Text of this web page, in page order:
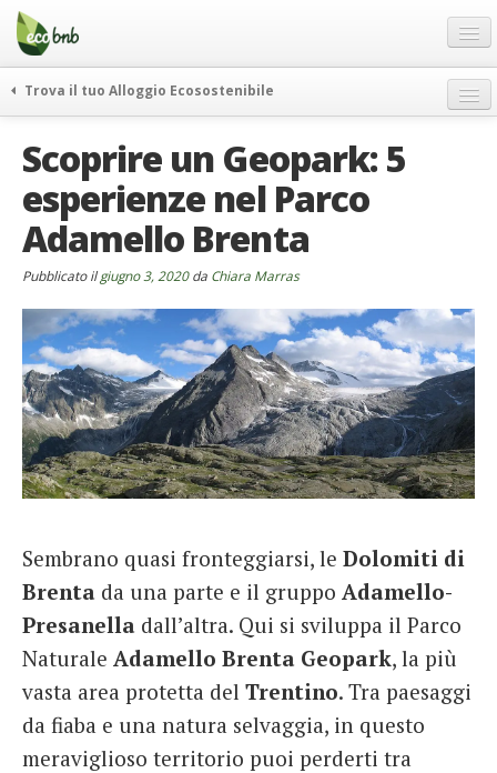
Menu
Salta
contenuto
Offerte Speciali
Regali
FAQ
Chi Siamo
Partner
Contatti
Italiano
German
English
Spanish
Italiano
Trova il tuo Alloggio Ecosostenibile
itinerari
curiosità
vivere e viaggiare verde
rassegna stampa
Scoprire un Geopark: 5
esperienze nel Parco
Adamello Brenta
Pubblicato ilgiugno 3, 2020da Chiara Marras
Sembrano quasi fronteggiarsi, le Dolomiti di
Brenta da una parte e il gruppo Adamello-
Presanella dall’altra. Qui si sviluppa il Parco
Naturale Adamello Brenta Geopark, la più
vasta area protetta del Trentino. Tra paesaggi
da fiaba e una natura selvaggia, in questo
meraviglioso territorio puoi perderti tra